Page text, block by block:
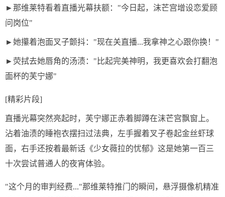
►那维莱特看着直播光幕扶额："今日起，沫芒宫增设恋爱顾
问岗位"
►她攥着泡面叉子颤抖："现在关直播...我拿神之心跟你换！"
►荧拭去她唇角的汤渍："比起完美神明，我更喜欢会打翻泡
面杯的芙宁娜"
[精彩片段]
直播光幕突然亮起时，芙宁娜正赤着脚蹲在沫芒宫飘窗上。
沾着油渍的睡袍衣摆扫过法典，左手握着叉子卷起金丝虾球
面，右手还按着最新话《少女薇拉的忧郁》这是她第一百三
十次尝试普通人的夜宵体验。
"这个月的审判经费..."那维莱特推门的瞬间，悬浮摄像机精准